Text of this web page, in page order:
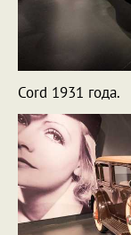
Cord 1931 года.